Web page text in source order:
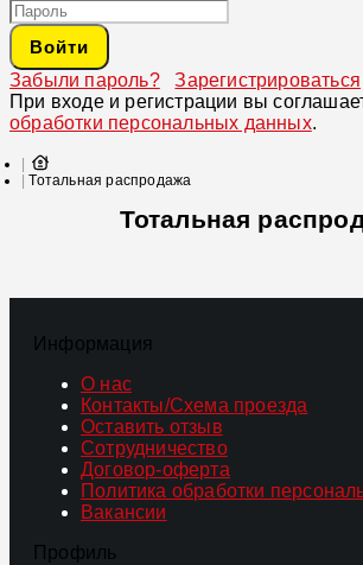
Войти
Забыли пароль?
Зарегистрироваться
При входе и регистрации вы
обработки персональных данных.
Тотальная распродажа
Тотальная
Информация
О нас
Контакты/Схема проезда
Оставить отзыв
Сотрудничество
Договор-оферта
Политика обработки
Вакансии
Профиль